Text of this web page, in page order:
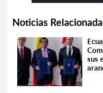
Noticias
sus